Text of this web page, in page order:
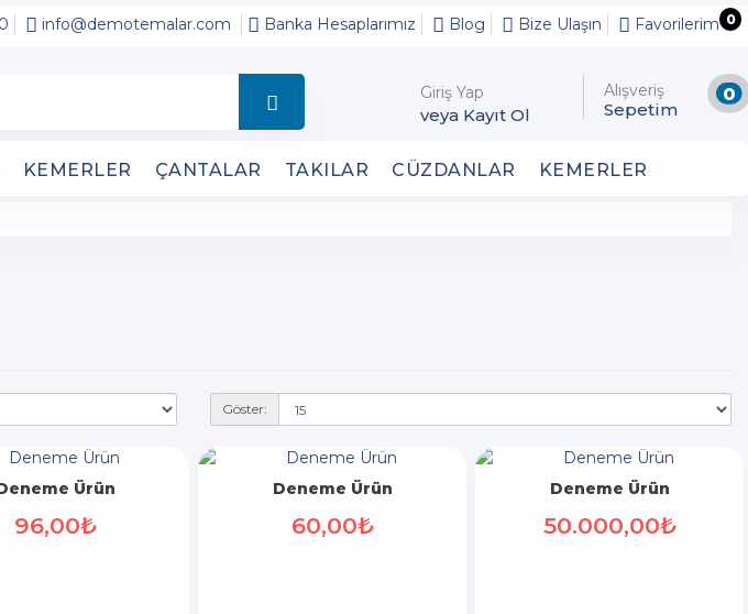
info@demotemalar.com Banka Hesaplarımız Blog Bize Ulaşın Favorilerim 0
Giriş Yap
veya Kayıt Ol
0
Alışveriş
Sepetim
KEMERLER ÇANTALAR TAKILAR CÜZDANLAR KEMERLER
Göster:
Ürün
96,00₺
Deneme Ürün
60,00₺
Deneme Ürün
50.000,00₺